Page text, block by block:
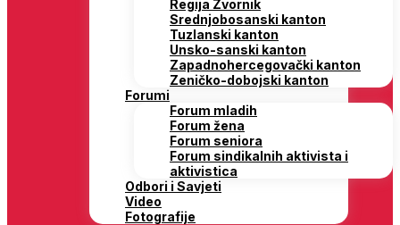
Regija Zvornik
Srednjobosanski kanton
Tuzlanski kanton
Unsko-sanski kanton
Zapadnohercegovački kanton
Zeničko-dobojski kanton
Forumi
Forum mladih
Forum žena
Forum seniora
Forum sindikalnih aktivista i
aktivistica
Odbori i Savjeti
Video
Fotografije